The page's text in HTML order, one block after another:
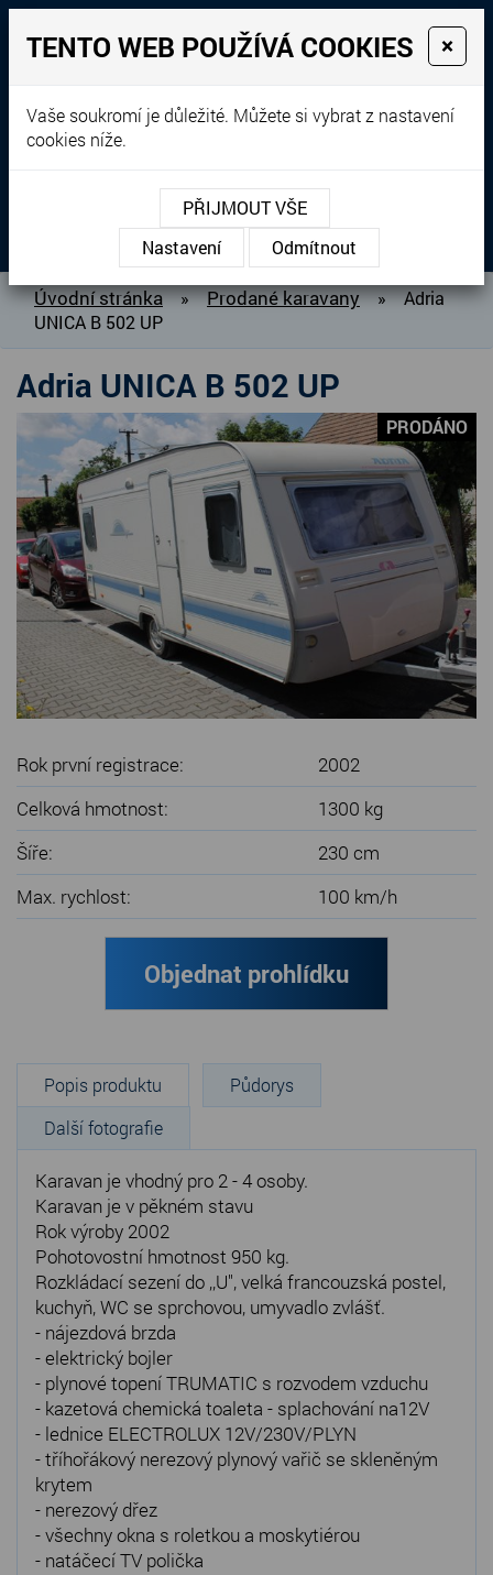
Prodej, dovoz, výkup a
pronájem karavanů
+420 604 760 364
MENU
O NÁS
BAZAR KARAVANŮ
PRODANÉ KARAVANY
PŮJČOVNA KARAVANŮ
DOPLŇKY PRO KARAVANY
SERVIS KARAVANŮ
KONTAKT
Úvodní stránka » Prodané karavany »
Adria
UNICA B 502 UP
Adria UNICA B 502 UP
PRODÁNO
Rok první registrace:
2002
Celková hmotnost:
1300 kg
Šíře:
230 cm
Max. rychlost:
100 km/h
Objednat prohlídku
Popis produktu
Půdorys
Další fotografie
Karavan je vhodný pro 2 - 4 osoby.
Karavan je v pěkném stavu
Rok výroby 2002
Pohotovostní hmotnost 950 kg.
Rozkládací sezení do ,,U", velká francouzská postel,
kuchyň, WC se sprchovou, umyvadlo zvlášť.
- nájezdová brzda
- elektrický bojler
- plynové topení TRUMATIC s rozvodem vzduchu
- kazetová chemická toaleta - splachování na12V
- lednice ELECTROLUX 12V/230V/PLYN
- tříhořákový nerezový plynový vařič se skleněným
krytem
- nerezový dřez
- všechny okna s roletkou a moskytiérou
- natáčecí TV polička
TENTO WEB POUŽÍVÁ COOKIES ×
Vaše soukromí je důležité. Můžete si vybrat z nastavení
cookies níže.
PŘIJMOUT VŠE
Nastavení
Odmítnout